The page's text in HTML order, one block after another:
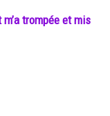
trompée et mis